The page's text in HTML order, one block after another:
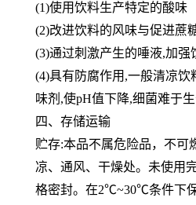
(1)使用饮料生产特定的酸味
(2)改进饮料的风味与促进蔗
(3)通过刺激产生的唾液,加强
(4)具有防腐作用,一般清凉饮
味剂,使pH值下降,细菌难于生
四、存储运输
贮存:本品不属危险品，不可
凉、通风、干燥处。未使用
格密封。在2℃~30℃条件下